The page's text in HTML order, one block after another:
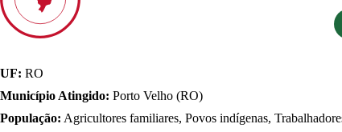
UF: RO
Município Atingido: Porto Velho (RO)
População: Agricultores familiares, Povos indígenas,